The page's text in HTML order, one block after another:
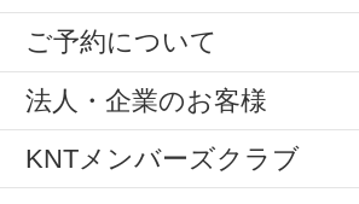
ご予約について
法人・企業のお客様
KNTメンバーズクラブ